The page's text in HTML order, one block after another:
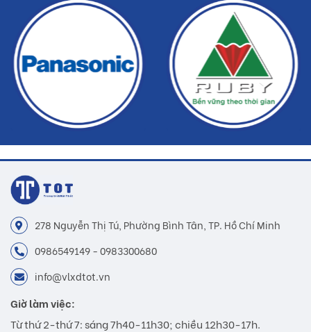
lựa chọn cho mọi người. Gạch ốp tường Đồng Tâm được sản
xuất và thiết kế dựa theo các xu hướng và nhu cầu của khách
hàng. Tùy theo sở thích của mỗi người mà chọn cho mình một
mẫu sản phẩm ốp tường ưng ý nhất để hoàn thiện ngôi nhà.
Những màu sắc tươi sáng và đường nét đơn giản sẽ làm cho
không gian sống của bạn trở nên sang trọng.
Hình ảnh quý khách đang xem có thể khác 2/10 so với
thực tế do công nghệ chụp hình và ánh sáng
Đơn giá trên chưa bao gồm Vận chuyển và Khuyến mãi
Buildshop cam kết:
hãng
278 Nguyễn Thị Tú, Phường Bình Tân, TP. Hồ Chí Minh
0986549149 - 0983300680
info@vlxdtot.vn
Giờ làm việc:
Từ thứ 2-thứ 7: sáng 7h40-11h30; chiều 12h30-17h.